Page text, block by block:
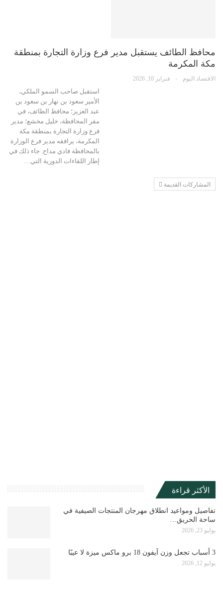
محافظ الطائف يستقبل مدير فرع وزارة التجارة بمنطقة
مكة المكرمة
الاقتصاد اليوم فبراير 10, 2026
استقبل صاحب السمو الملكي،
الأمير سعود بن نهار بن سعود بن
عبد العزيز؛ محافظ الطائف، في
مقر المحافظة، خليل مخشع؛ مدير
فرع وزارة التجارة بمنطقة مكة
المكرمة، يرافقه مدير فرع الوزارة
بالمحافظة فادي مداح. جاء ذلك في
إطار اللقاءات الدورية التي…
المشاركات القديمة
الأكثر قراءة
تفاصيل ومواعيد انطلاق مهرجان المنتجات الصيفية في
ساحة الحريق…
يوليو 23, 2026
3 أسباب تجعل وزن آيفون 18 برو ماكس ميزة لا عيبًا
يوليو 12, 2026